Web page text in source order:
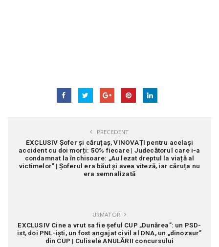
PRECEDENT
EXCLUSIV Șofer și căruțaș, VINOVAȚI pentru același
accident cu doi morți: 50% fiecare | Judecătorul care i-a
condamnat la închisoare: „Au lezat dreptul la viață al
victimelor” | Șoferul era băut și avea viteză, iar căruța nu
era semnalizată
URMATOR
EXCLUSIV Cine a vrut sa fie șeful CUP „Dunărea”: un PSD-
ist, doi PNL-iști, un fost angajat civil al DNA, un „dinozaur”
din CUP | Culisele ANULĂRII concursului